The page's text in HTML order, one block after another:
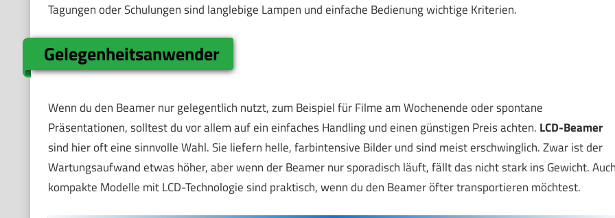
Tagungen oder Schulungen sind langlebige Lampen und einfache Bedienung wichtige Kriterien.
Gelegenheitsanwender
Wenn du den Beamer nur gelegentlich nutzt, zum Beispiel für Filme am Wochenende oder spontane
Präsentationen, solltest du vor allem auf ein einfaches Handling und einen günstigen Preis achten. LCD-Beamer
sind hier oft eine sinnvolle Wahl. Sie liefern helle, farbintensive Bilder und sind meist erschwinglich. Zwar ist der
Wartungsaufwand etwas höher, aber wenn der Beamer nur sporadisch läuft, fällt das nicht stark ins Gewicht.
kompakte Modelle mit LCD-Technologie sind praktisch, wenn du den Beamer öfter transportieren möchtest.